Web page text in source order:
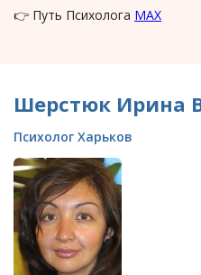
👉 Путь Психолога MAX
Шерстюк Ирина
Психолог Харьков